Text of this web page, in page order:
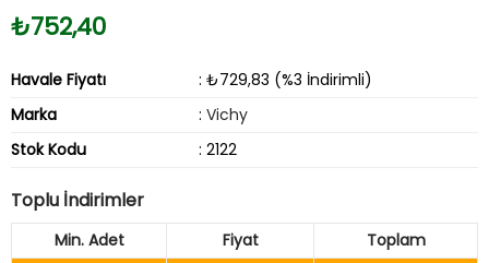
₺752,40
Havale Fiyatı
: ₺729,83 (%3 İndirimli)
Marka
: Vichy
Stok Kodu
: 2122
Toplu İndirimler
Min. Adet Fiyat
Toplam